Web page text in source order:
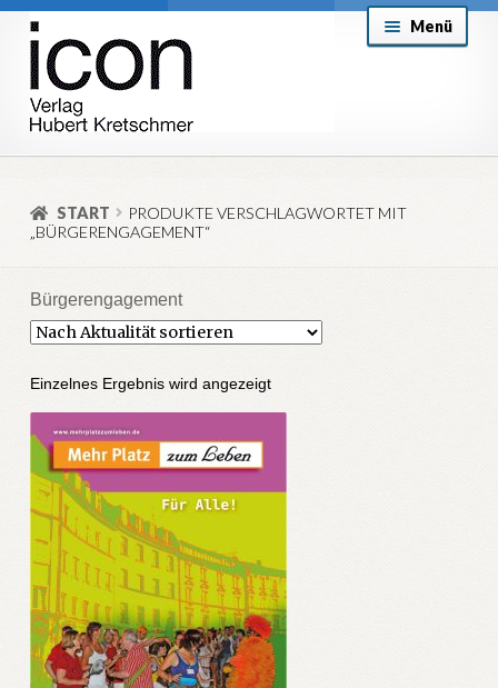
Zur
Navigation
springen
Zum
Inhalt
springen
Menü
About
Versand & Lieferung
Aktuell
START
PRODUKTE VERSCHLAGWORTET MIT
„BÜRGERENGAGEMENT“
Bürgerengagement
Einzelnes Ergebnis wird angezeigt